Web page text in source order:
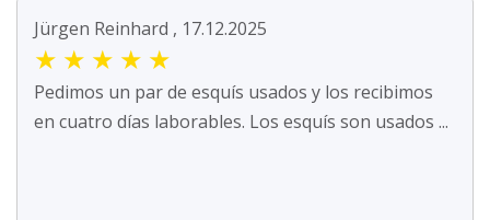
Jürgen Reinhard , 17.12.2025
★ ★ ★ ★ ★
Pedimos un par de esquís usados y los recibimos
en cuatro días laborables. Los esquís son usados ...